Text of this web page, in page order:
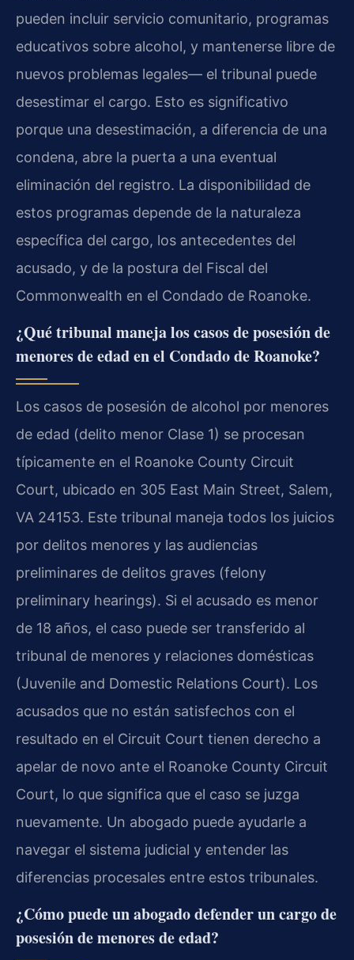
pueden incluir servicio comunitario, programas
educativos sobre alcohol, y mantenerse libre de
nuevos problemas legales— el tribunal puede
desestimar el cargo. Esto es significativo
porque una desestimación, a diferencia de una
condena, abre la puerta a una eventual
eliminación del registro. La disponibilidad de
estos programas depende de la naturaleza
específica del cargo, los antecedentes del
acusado, y de la postura del Fiscal del
Commonwealth en el Condado de Roanoke.
¿Qué tribunal maneja los casos de posesión de
menores de edad en el Condado de Roanoke?
Los casos de posesión de alcohol por menores
de edad (delito menor Clase 1) se procesan
típicamente en el Roanoke County Circuit
Court, ubicado en 305 East Main Street, Salem,
VA 24153. Este tribunal maneja todos los juicios
por delitos menores y las audiencias
preliminares de delitos graves (felony
preliminary hearings). Si el acusado es menor
de 18 años, el caso puede ser transferido al
tribunal de menores y relaciones domésticas
(Juvenile and Domestic Relations Court). Los
acusados que no están satisfechos con el
resultado en el Circuit Court tienen derecho a
apelar de novo ante el Roanoke County Circuit
Court, lo que significa que el caso se juzga
nuevamente. Un abogado puede ayudarle a
navegar el sistema judicial y entender las
diferencias procesales entre estos tribunales.
¿Cómo puede un abogado defender un cargo de
posesión de menores de edad?